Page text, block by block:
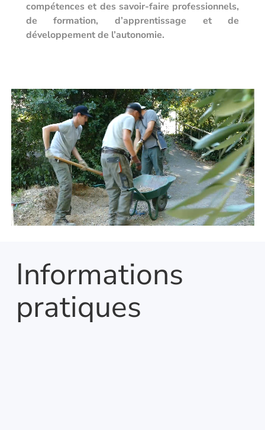
compétences et des savoir-faire professionnels,
de formation, d’apprentissage et de
développement de l’autonomie.
Informations
pratiques